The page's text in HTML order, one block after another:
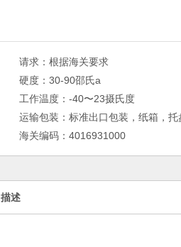
请求： 根据海关要求
硬度： 30-90邵氏a
工作温度： -40〜23摄氏度
运输包装： 标准出口包装，纸箱，托
海关编码： 4016931000
描述